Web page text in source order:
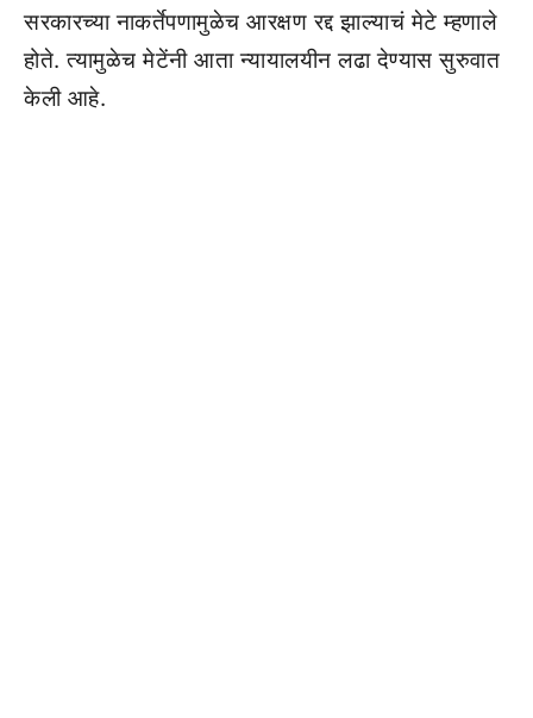
सरकारच्या नाकर्तेपणामुळेच आरक्षण रद्द झाल्याचं मेटे म्हणाले
होते. त्यामुळेच मेटेंनी आता न्यायालयीन लढा देण्यास सुरुवात
केली आहे.